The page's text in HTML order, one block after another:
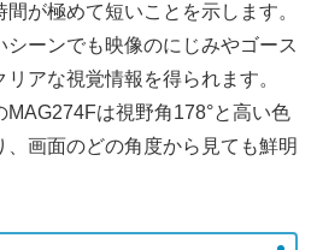
が極めて短いことを示します。
シーンでも映像のにじみやゴース
アな視覚情報を得られます。
は視野角178°と高い色
画面のどの角度から見ても鮮明